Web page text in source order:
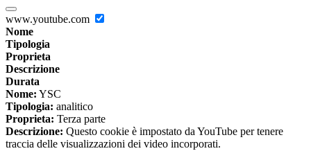
www.youtube.com
Nome
Tipologia
Proprieta
Descrizione
Durata
Nome: YSC
Tipologia: analitico
Proprieta: Terza parte
Descrizione: Questo cookie è impostato da YouTube per tenere
traccia delle visualizzazioni dei video incorporati.